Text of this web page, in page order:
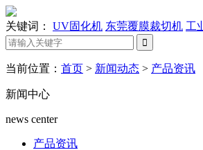
关键词： UV固化机 东莞覆膜裁切机 工
当前位置： 首页 > 新闻动态 > 产品资讯
新闻中心
news center
产品资讯